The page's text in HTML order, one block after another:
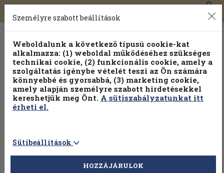
Toggle
navigation
0
Vissza az előző oldalra
Személyre szabott beállítások
Weboldalunk a következő típusú cookie-kat
alkalmazza: (1) weboldal működéséhez szükséges
technikai cookie, (2) funkcionális cookie, amely a
szolgáltatás igénybe vételét teszi az Ön számára
könnyebbé és gyorsabbá, (3) marketing cookie,
amely alapján személyre szabott hirdetésekkel
kereshetjük meg Önt. A sütiszabályzatunkat itt
érheti el.
Sütibeállítások
HOZZÁJÁRULOK